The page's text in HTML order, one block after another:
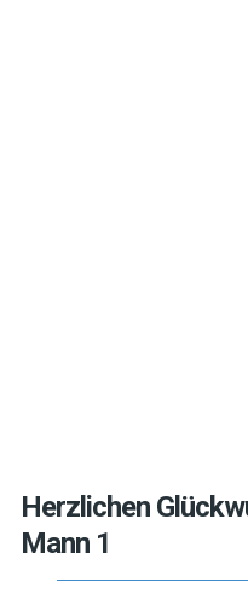
Herzlichen
Mann 1